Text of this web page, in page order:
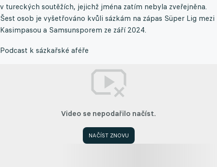
v tureckých soutěžích, jejichž jména zatím nebyla zveřejněna.
Šest osob je vyšetřováno kvůli sázkám na zápas Süper Lig mezi
Kasimpasou a Samsunsporem ze září 2024.
Podcast k sázkařské aféře
Video se nepodařilo načíst.
NAČÍST ZNOVU